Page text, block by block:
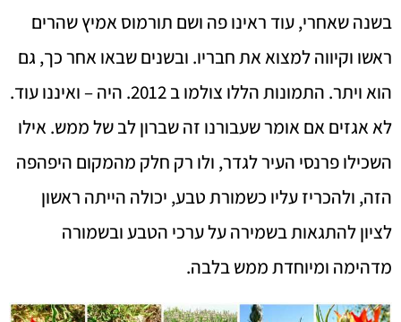
בשנה שאחרי, עוד ראינו פה ושם תורמוס אמיץ שהרים
ראשו וקיווה למצוא את חבריו. ובשנים שבאו אחר כך, גם
הוא ויתר. התמונות הללו צולמו ב 2012. היה – ואיננו עוד.
לא אגזים אם אומר שעבורנו זה שברון לב של ממש. אילו
השכילו פרנסי העיר לגדר, ולו רק חלק מהמקום היפהפה
הזה, ולהכריז עליו כשמורת טבע, יכולה הייתה ראשון
לציון להתגאות בשמירה על ערכי הטבע ובשמורה
מדהימה ומיוחדת ממש בלבה.